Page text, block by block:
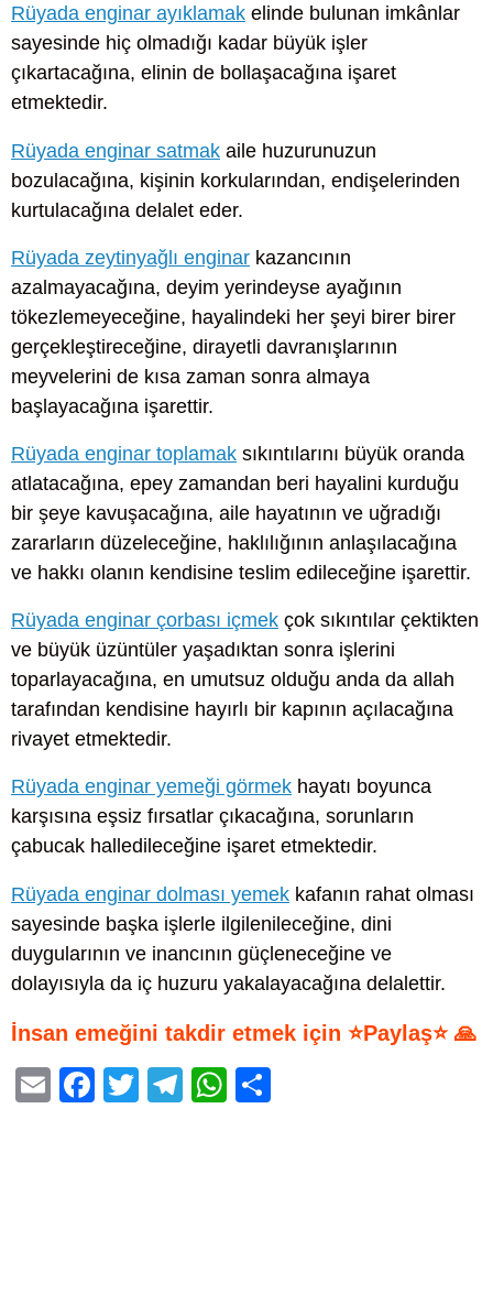
Rüyada enginar ayıklamak elinde bulunan imkânlar
sayesinde hiç olmadığı kadar büyük işler
çıkartacağına, elinin de bollaşacağına işaret
etmektedir.
Rüyada enginar satmak aile huzurunuzun
bozulacağına, kişinin korkularından, endişelerinden
kurtulacağına delalet eder.
Rüyada zeytinyağlı enginar kazancının
azalmayacağına, deyim yerindeyse ayağının
tökezlemeyeceğine, hayalindeki her şeyi birer birer
gerçekleştireceğine, dirayetli davranışlarının
meyvelerini de kısa zaman sonra almaya
başlayacağına işarettir.
Rüyada enginar toplamak sıkıntılarını büyük oranda
atlatacağına, epey zamandan beri hayalini kurduğu
bir şeye kavuşacağına, aile hayatının ve uğradığı
zararların düzeleceğine, haklılığının anlaşılacağına
ve hakkı olanın kendisine teslim edileceğine işarettir.
Rüyada enginar çorbası içmek çok sıkıntılar çektikten
ve büyük üzüntüler yaşadıktan sonra işlerini
toparlayacağına, en umutsuz olduğu anda da allah
tarafından kendisine hayırlı bir kapının açılacağına
rivayet etmektedir.
Rüyada enginar yemeği görmek hayatı boyunca
karşısına eşsiz fırsatlar çıkacağına, sorunların
çabucak halledileceğine işaret etmektedir.
Rüyada enginar dolması yemek kafanın rahat olması
sayesinde başka işlerle ilgilenileceğine, dini
duygularının ve inancının güçleneceğine ve
dolayısıyla da iç huzuru yakalayacağına delalettir.
İnsan emeğini takdir etmek için ⭐Paylaş⭐ 🙏
E
F
T
T
W